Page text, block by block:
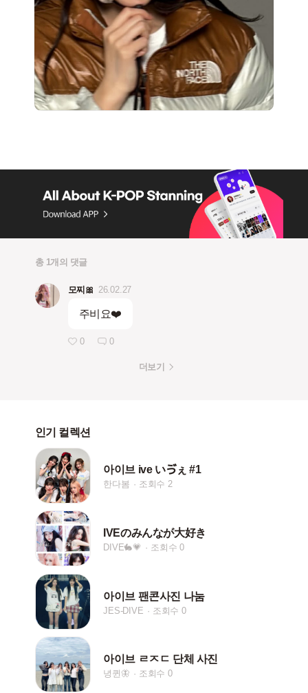
총 1개의 댓글
모찌🎀 26.02.27
주비요❤️
0 0
더보기
인기 컬렉션
아이브 ive いゔぇ #1
한다봄 조회수 2
IVEのみんなが大好き
DIVE🐇💗 조회수 0
아이브 팬콘사진 나눔
JES-DIVE 조회수 0
아이브 ㄹㅈㄷ 단체 사진
녕퀸🦋 조회수 0